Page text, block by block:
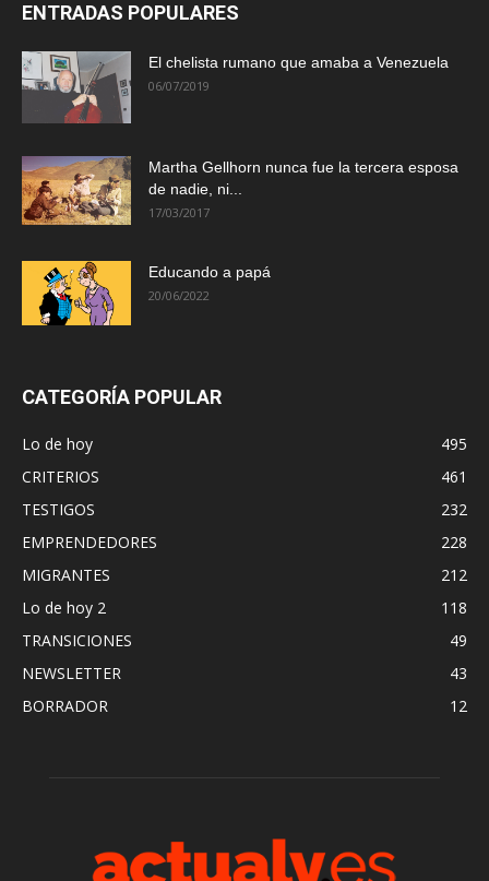
ENTRADAS POPULARES
El chelista rumano que amaba a Venezuela
06/07/2019
Martha Gellhorn nunca fue la tercera esposa
de nadie, ni...
17/03/2017
Educando a papá
20/06/2022
CATEGORÍA POPULAR
Lo de hoy
495
CRITERIOS
461
TESTIGOS
232
EMPRENDEDORES
228
MIGRANTES
212
Lo de hoy 2
118
TRANSICIONES
49
NEWSLETTER
43
BORRADOR
12